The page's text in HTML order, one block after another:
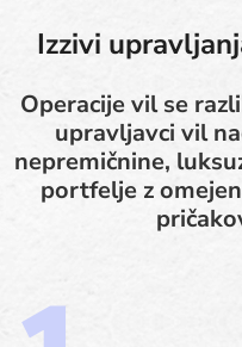
Izzivi
Operacije vil se
upravljavci vil
nepremičnine,
portfelje z